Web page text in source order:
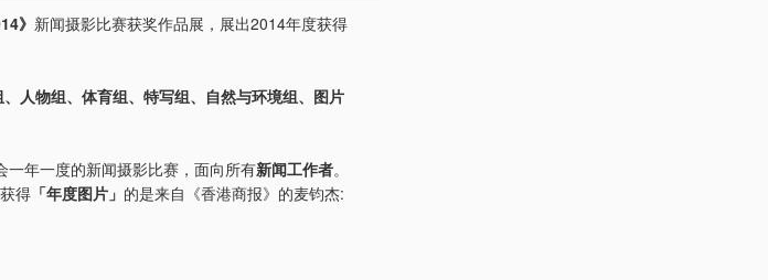
》 新闻摄影比赛获奖作品展，展出2014年度获得
人物组、体育组、特写组、自然与环境组、图片
一年一度的新闻摄影比赛，面向所有新闻工作者。
得 「年度图片」 的是来自《香港商报》的麦钧杰: